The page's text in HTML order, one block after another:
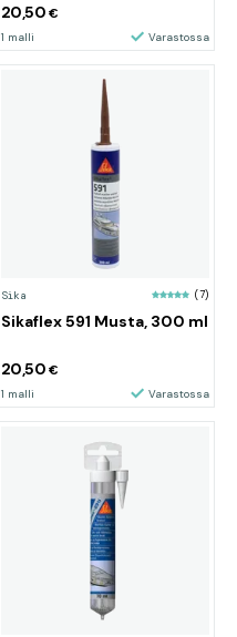
20,50 €
1 malli Varastossa
Sika (7)
Sikaflex 591 Musta, 300 ml
20,50 €
1 malli Varastossa